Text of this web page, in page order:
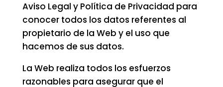
Aviso Legal y Política de Privacidad para
conocer todos los datos referentes al
propietario de la Web y el uso que
hacemos de sus datos.
La Web realiza todos los esfuerzos
razonables para asegurar que el